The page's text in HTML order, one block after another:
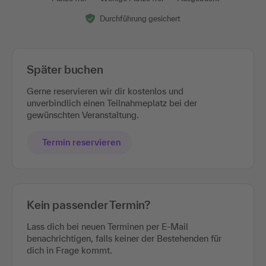
Durchführung gesichert
Später buchen
Gerne reservieren wir dir kostenlos und
unverbindlich einen Teilnahmeplatz bei der
gewünschten Veranstaltung.
Termin reservieren
Kein passender Termin?
Lass dich bei neuen Terminen per E-Mail
benachrichtigen, falls keiner der Bestehenden für
dich in Frage kommt.